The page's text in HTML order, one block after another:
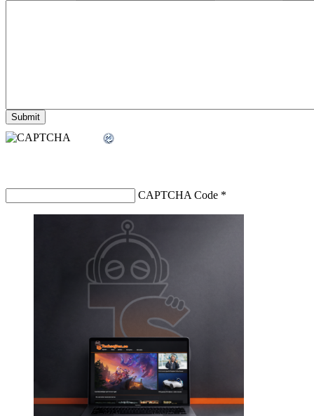
CAPTCHA Code *